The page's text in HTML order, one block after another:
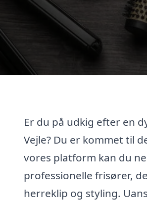
Er du på udkig efter en
Vejle? Du er kommet til
vores platform kan du
professionelle frisører,
herreklip og styling.